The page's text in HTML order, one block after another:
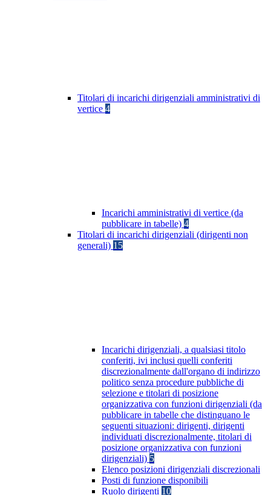
Titolari di incarichi dirigenziali amministrativi di
vertice 4
Incarichi amministrativi di vertice (da
pubblicare in tabelle) 4
Titolari di incarichi dirigenziali (dirigenti non
generali) 15
Incarichi dirigenziali, a qualsiasi titolo
conferiti, ivi inclusi quelli conferiti
discrezionalmente dall'organo di indirizzo
politico senza procedure pubbliche di
selezione e titolari di posizione
organizzativa con funzioni dirigenziali (da
pubblicare in tabelle che distinguano le
seguenti situazioni: dirigenti, dirigenti
individuati discrezionalmente, titolari di
posizione organizzativa con funzioni
dirigenziali) 5
Elenco posizioni dirigenziali discrezionali
Posti di funzione disponibili
Ruolo dirigenti 10